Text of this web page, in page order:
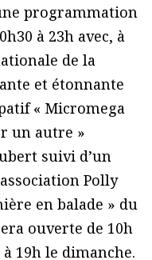
programmation
à 23h avec, à
de la
et étonnante
« Micromega
un autre »
suivi d’un
Polly
en balade » du
ouverte de 10h
19h le dimanche.